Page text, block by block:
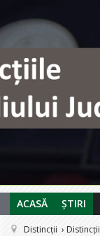
ACASĂ ȘTIRI
Distincții Distincții